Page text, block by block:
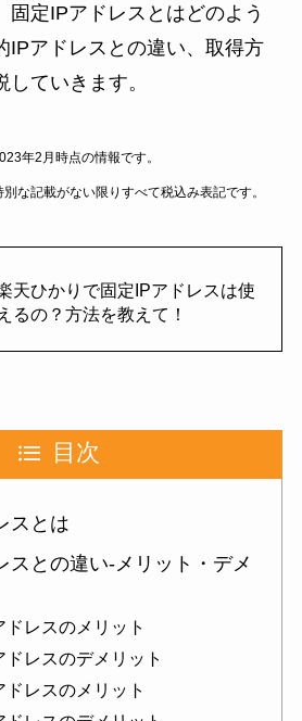
固定IPアドレスとはどのよう
IPアドレスとの違い、取得方
ていきます。
年2月時点の情報です。
な記載がない限りすべて税込み表記です。
天ひかりで固定IPアドレスは使
えるの？方法を教えて！
目次
スとは
スとの違い-メリット・デメ
ドレスのメリット
ドレスのデメリット
ドレスのメリット